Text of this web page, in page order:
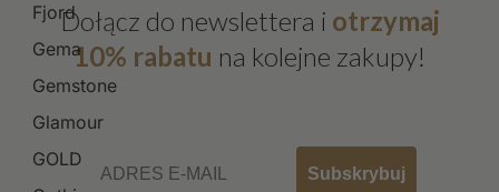
Fjord
Gema
Gemstone
Glamour
GOLD
Dołącz do newslettera i otrzymaj
10% rabatu na kolejne zakupy!
Subskrybuj